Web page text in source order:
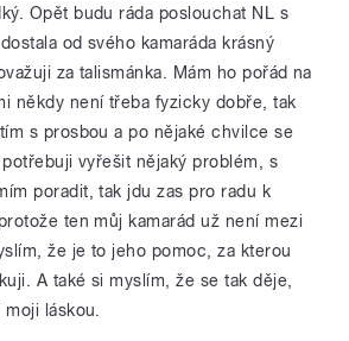
Opět budu ráda poslouchat NL s
od svého kamaráda krásný
za talismánka. Mám ho pořád na
někdy není třeba fyzicky dobře, tak
s prosbou a po nějaké chvilce se
vyřešit nějaký problém, s
poradit, tak jdu zas pro radu k
ten můj kamarád už není mezi
že je to jeho pomoc, za kterou
A také si myslím, že se tak děje,
láskou.